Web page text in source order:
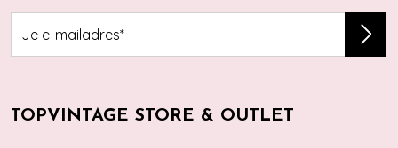
TOPVINTAGE STORE & OUTLET